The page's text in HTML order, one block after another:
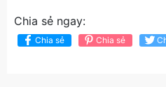
Chia sẻ ngay:
Chia sẻ Chia sẻ